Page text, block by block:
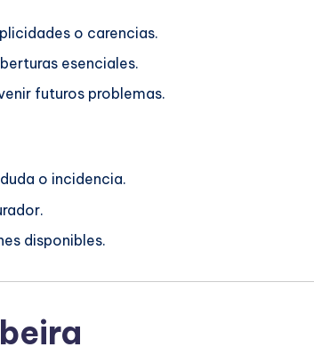
o carencias.
esenciales.
futuros problemas.
o incidencia.
disponibles.